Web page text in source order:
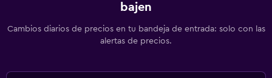
bajen
Cambios diarios de precios en tu bandeja de entrada: solo con las
alertas de precios.